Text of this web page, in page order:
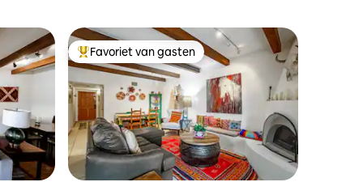
Topfavoriet van gasten
Favoriet van gasten